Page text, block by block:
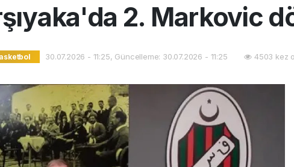
2. Markovic
30.07.2026 - 11:25, Güncelleme: 30.07.2026 - 11:25 4503 kez